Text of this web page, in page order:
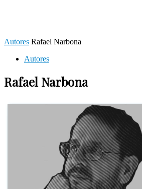
Autores Rafael Narbona
Autores
Rafael Narbona